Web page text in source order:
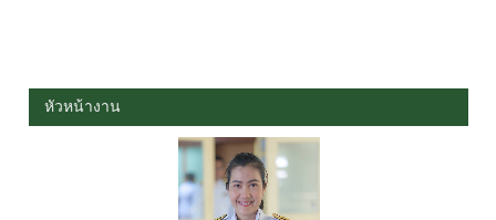
หัวหน้างาน